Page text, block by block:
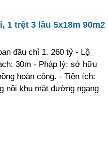
1 trệt 3 lầu 5x18m 90m2
đầu chỉ 1. 260 tỷ - Lộ
30m - Pháp lý: sở hữu
hoàn công. - Tiện ích:
nội khu mặt đường ngang